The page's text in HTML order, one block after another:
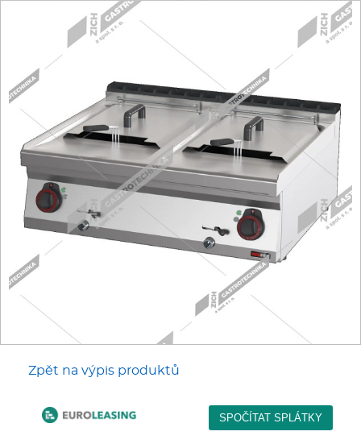
Fritézy
Gastronádoby
PIZZA technologie
Grilovací desky - Grily
Prostředky-Změkčovače
Roboty
Kávovary
Řeznické stroje
Zpět na výpis produktů